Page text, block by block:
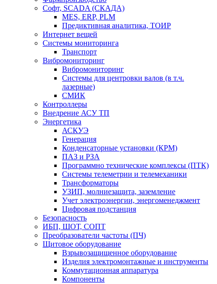
Софт, SCADA (СКАДА)
MES, ERP, PLM
Предиктивная аналитика, ТОИР
Интернет вещей
Системы мониторинга
Транспорт
Вибромониторинг
Вибромониторинг
Системы для центровки валов (в т.ч.
лазерные)
СМИК
Контроллеры
Внедрение АСУ ТП
Энергетика
АСКУЭ
Генерация
Конденсаторные установки (КРМ)
ПАЗ и РЗА
Программно технические комплексы (ПТК)
Системы телеметрии и телемеханики
Трансформаторы
УЗИП, молниезащита, заземление
Учет электроэнергии, энергоменеджмент
Цифровая подстанция
Безопасность
ИБП, ШОТ, СОПТ
Преобразователи частоты (ПЧ)
Щитовое оборудование
Взрывозащищенное оборудование
Изделия электромонтажные и инструменты
Коммутационная аппаратура
Компоненты